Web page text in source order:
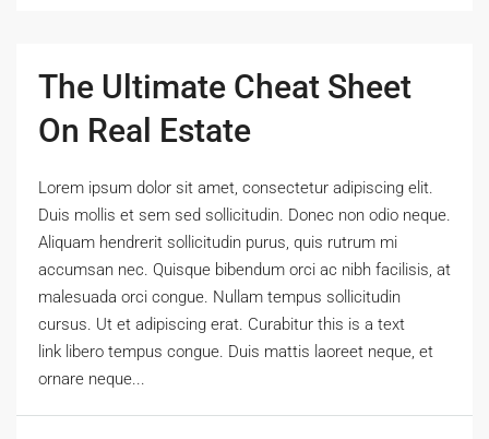
The Ultimate Cheat Sheet
On Real Estate
Lorem ipsum dolor sit amet, consectetur adipiscing elit.
Duis mollis et sem sed sollicitudin. Donec non odio neque.
Aliquam hendrerit sollicitudin purus, quis rutrum mi
accumsan nec. Quisque bibendum orci ac nibh facilisis, at
malesuada orci congue. Nullam tempus sollicitudin
cursus. Ut et adipiscing erat. Curabitur this is a text
link libero tempus congue. Duis mattis laoreet neque, et
ornare neque...